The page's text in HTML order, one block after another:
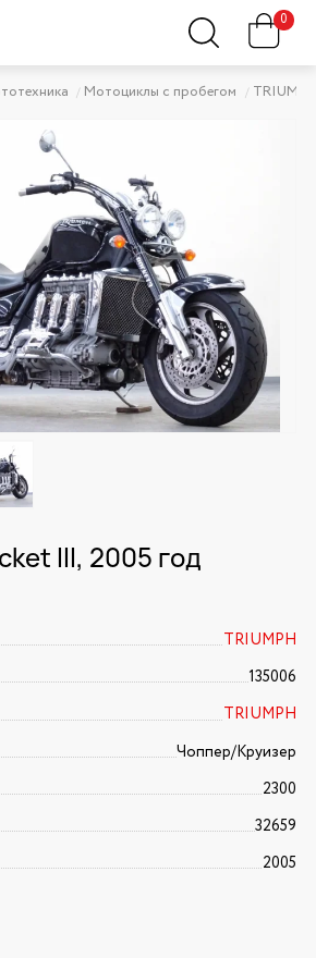
0
Мотоциклы с пробегом TRIUMPH
III, 2005 год
TRIUMPH
135006
TRIUMPH
Чоппер/Круизер
2300
32659
2005